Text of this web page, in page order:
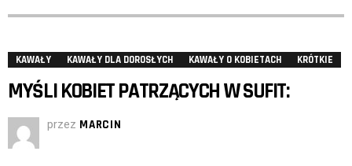
KAWAŁY KAWAŁY DLA DOROSŁYCH KAWAŁY O KOBIETACH KRÓTKIE
MYŚLI KOBIET PATRZĄCYCH W SUFIT:
przez MARCIN